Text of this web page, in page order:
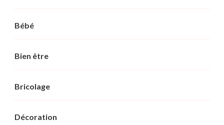
Bébé
Bien être
Bricolage
Décoration